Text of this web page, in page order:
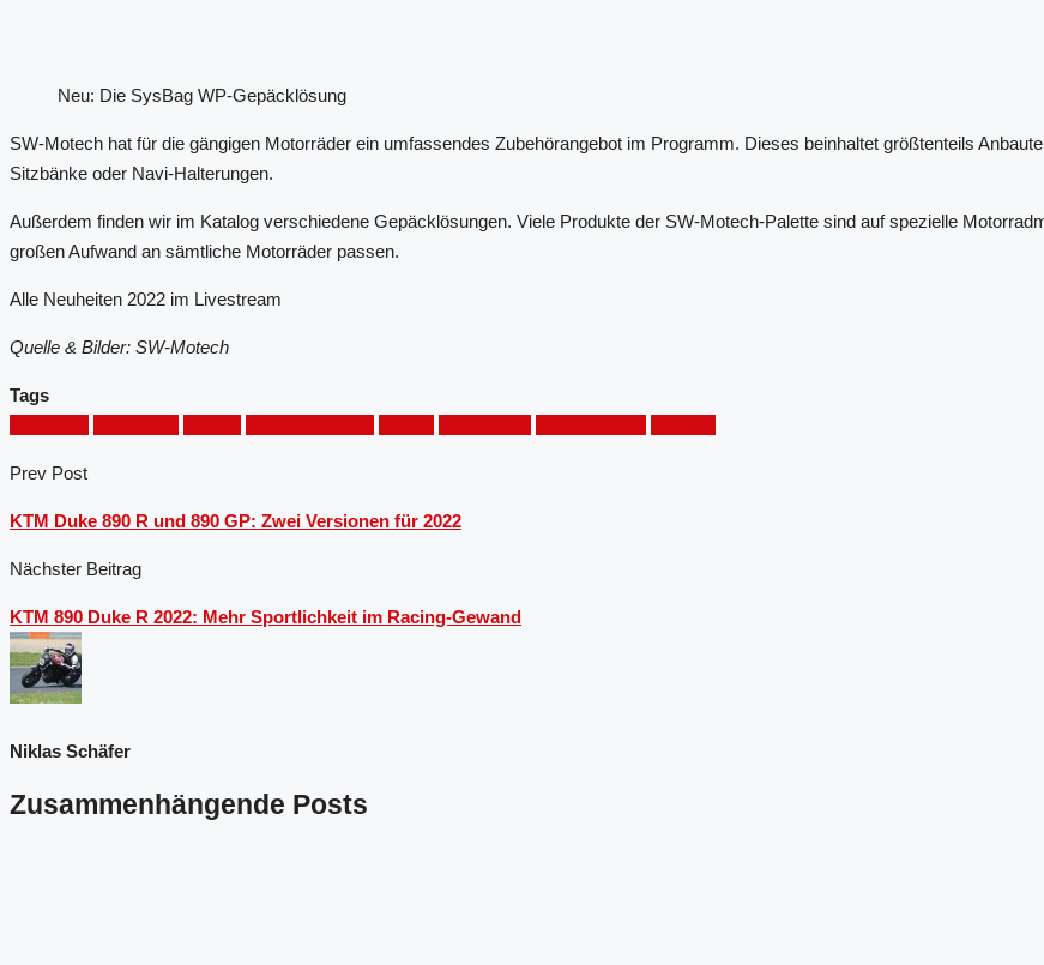
Neu: Die SysBag WP-Gepäcklösung
SW-Motech hat für die gängigen Motorräder ein umfassendes Zubehörangebot im Programm. Dieses beinhaltet größtenteils
Sitzbänke oder Navi-Halterungen.
Außerdem finden wir im Katalog verschiedene Gepäcklösungen. Viele Produkte der SW-Motech-Palette sind auf spezielle
großen Aufwand an sämtliche Motorräder passen.
Alle Neuheiten 2022 im Livestream
Quelle & Bilder: SW-Motech
Tags
Prev Post
KTM Duke 890 R und 890 GP: Zwei Versionen für 2022
Nächster Beitrag
KTM 890 Duke R 2022: Mehr Sportlichkeit im Racing-Gewand
Niklas Schäfer
Zusammenhängende Posts